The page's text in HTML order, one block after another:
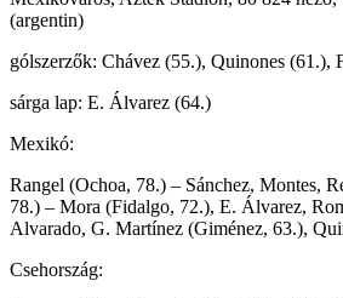
(argentin)
gólszerzők: Chávez (55.), Quinones (61.),
sárga lap: E. Álvarez (64.)
Mexikó:
Rangel (Ochoa, 78.) – Sánchez, Montes,
78.) – Mora (Fidalgo, 72.), E. Álvarez,
Alvarado, G. Martínez (Giménez, 63.),
Csehország: